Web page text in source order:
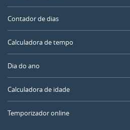
Contador de dias
Calculadora de tempo
Dia do ano
Calculadora de idade
Temporizador online